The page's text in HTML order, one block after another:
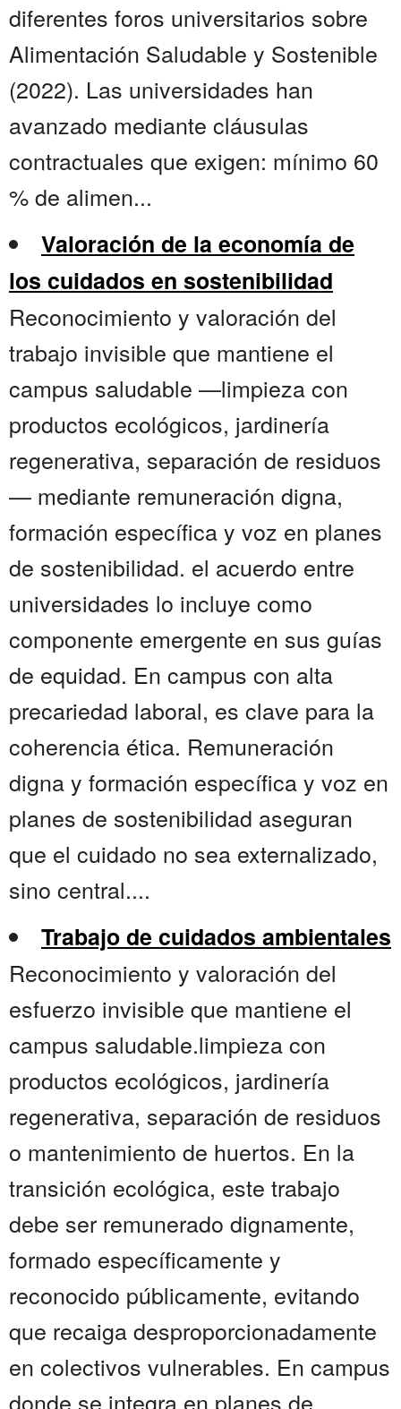
diferentes foros universitarios sobre
Alimentación Saludable y Sostenible
(2022). Las universidades han
avanzado mediante cláusulas
contractuales que exigen: mínimo 60
% de alimen...
Valoración de la economía de
los cuidados en sostenibilidad
Reconocimiento y valoración del
trabajo invisible que mantiene el
campus saludable —limpieza con
productos ecológicos, jardinería
regenerativa, separación de residuos
— mediante remuneración digna,
formación específica y voz en planes
de sostenibilidad. el acuerdo entre
universidades lo incluye como
componente emergente en sus guías
de equidad. En campus con alta
precariedad laboral, es clave para la
coherencia ética. Remuneración
digna y formación específica y voz en
planes de sostenibilidad aseguran
que el cuidado no sea externalizado,
sino central....
Trabajo de cuidados ambientales
Reconocimiento y valoración del
esfuerzo invisible que mantiene el
campus saludable.limpieza con
productos ecológicos, jardinería
regenerativa, separación de residuos
o mantenimiento de huertos. En la
transición ecológica, este trabajo
debe ser remunerado dignamente,
formado específicamente y
reconocido públicamente, evitando
que recaiga desproporcionadamente
en colectivos vulnerables. En campus
donde se integra en planes de